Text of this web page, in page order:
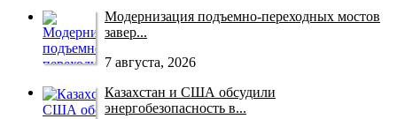
Модернизация подъемно-переходных мостов
завер...
7 августа, 2026
Казахстан и США обсудили
энергобезопасность в...